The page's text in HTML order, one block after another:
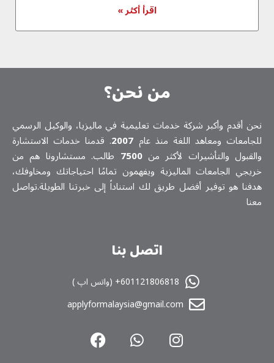
اقرأ أكثر »
من نحن؟
نحن أقدم وأكبر شركة خدمات تعلیمیة في ماليزيا، والوكيل الرسمي
للجامعات ومعاهد اللغة منذ عام 2007. قدمنا خدمات الاستشارة
والقبول والتأشيرات لأكثر من7500 طالب. مستشارونا هم من
خريجي الجامعات الماليزية ويفهمون تمامًا احتياجاتك ومخاوفك،
هدفنا هو توفير أفضل طريق لك استناداً إلى خبرتنا الطويلة.تواصل
معنا
اتصل بنا
601121806818+ (واتس اپ )
applyformalaysia@gmail.com